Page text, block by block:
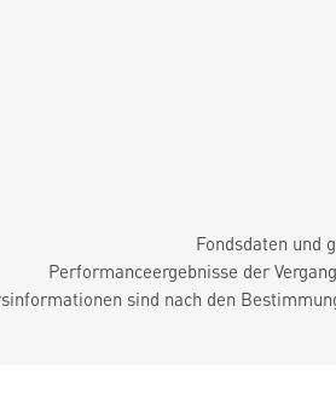
Fondsdaten und
Performanceergebnisse der
sind nach den